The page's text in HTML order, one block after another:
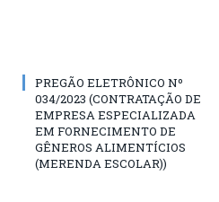
PREGÃO ELETRÔNICO Nº
034/2023 (CONTRATAÇÃO DE
EMPRESA ESPECIALIZADA
EM FORNECIMENTO DE
GÊNEROS ALIMENTÍCIOS
(MERENDA ESCOLAR))